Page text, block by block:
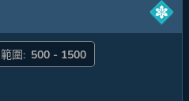
範圍: 500 - 1500